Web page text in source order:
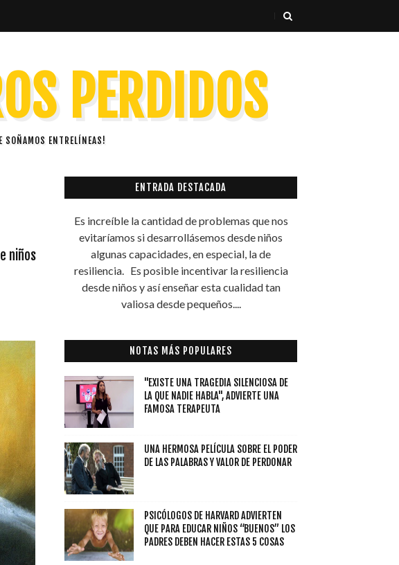
PERDIDOS
SOÑAMOS ENTRELÍNEAS!
niños
ENTRADA DESTACADA
Es increíble la cantidad de problemas que nos
evitaríamos si desarrollásemos desde niños
algunas capacidades, en especial, la de
resiliencia. Es posible incentivar la resiliencia
desde niños y así enseñar esta cualidad tan
valiosa desde pequeños....
NOTAS MÁS POPULARES
"EXISTE UNA TRAGEDIA SILENCIOSA DE
LA QUE NADIE HABLA", ADVIERTE UNA
FAMOSA TERAPEUTA
UNA HERMOSA PELÍCULA SOBRE EL PODER
DE LAS PALABRAS Y VALOR DE PERDONAR
PSICÓLOGOS DE HARVARD ADVIERTEN
QUE PARA EDUCAR NIÑOS “BUENOS” LOS
PADRES DEBEN HACER ESTAS 5 COSAS